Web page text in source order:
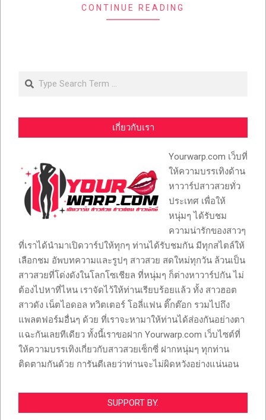
CONTINUE READING
Search
เกี่ยวกับเรา
Yourwarp.com เว็บที่
ให้ความบรรเทิงด้าน
หาวาร์ปสาวสวยทั่ว
ประเทศ เพื่อให้
หนุ่มๆ ได้รับชม
ความน่ารักของสาวๆ
ที่เราได้นำมาเปิดวาร์ปให้ทุกๆ ท่านได้รับชมกัน มีทุกสไตล์ให้
เลือกชม อัพบทความและรูปๆ สาวสวย สดใหม่ทุกวัน ล้วนเป็น
สาวสวยที่โด่งดังในโลกโซเชียล ที่หนุ่มๆ ก็ต่างหาวาร์ปกัน ไม่
ต้องไปหาที่ไหน เราจัดไว้ให้ท่านเรียบร้อยแล้ว ทั้ง สาวฮอต
สาวดัง เน็ตไอดอล ทวิตเตอร์ โอลี่แฟน ติ๊กต๊อก รวมไปถึง
แพลตฟอร์มอื่นๆ ด้วย ที่เราจะหามาให้ท่านได้ส่องกันอย่างตา
แฉะกันเลยทีเดียว ทั้งนี้เราขอฝาก Yourwarp.com เว็บไซต์ที่
ให้ความบรรเทิงเกี่ยวกับสาวสวยเซ็กซี่ ฝากหนุ่มๆ ทุกท่าน
ติดตามกันด้วย การันตีเลยว่าท่านจะไม่ผิดหวังอย่างแน่นอน
SUPPORT BY.